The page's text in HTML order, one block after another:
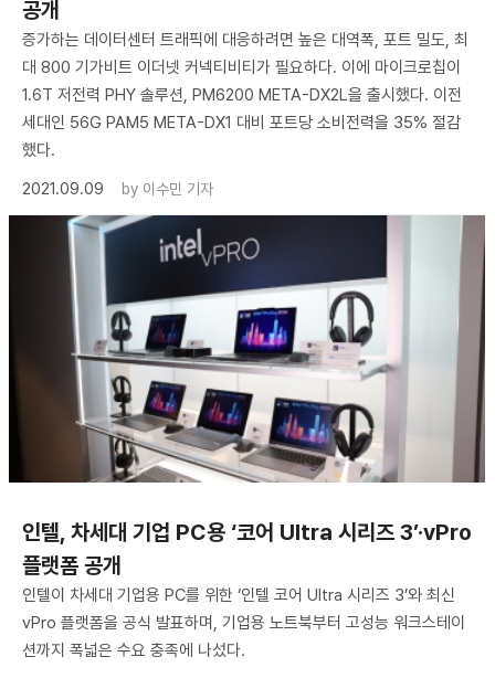
공개
증가하는 데이터센터 트래픽에 대응하려면 높은 대역폭, 포트 밀도, 최
대 800 기가비트 이더넷 커넥티비티가 필요하다. 이에 마이크로칩이
1.6T 저전력 PHY 솔루션, PM6200 META-DX2L을 출시했다. 이전
세대인 56G PAM5 META-DX1 대비 포트당 소비전력을 35% 절감
했다.
2021.09.09
by 이수민 기자
인텔, 차세대 기업 PC용 ‘코어 Ultra 시리즈 3’·vPro
플랫폼 공개
인텔이 차세대 기업용 PC를 위한 ‘인텔 코어 Ultra 시리즈 3’와 최신
vPro 플랫폼을 공식 발표하며, 기업용 노트북부터 고성능 워크스테이
션까지 폭넓은 수요 충족에 나섰다.